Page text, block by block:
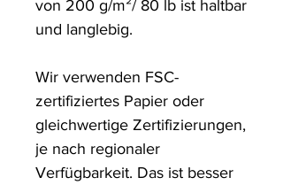
von 200 g/m²/ 80 lb ist haltbar
und langlebig.
Wir verwenden FSC-
zertifiziertes Papier oder
gleichwertige Zertifizierungen,
je nach regionaler
Verfügbarkeit. Das ist besser